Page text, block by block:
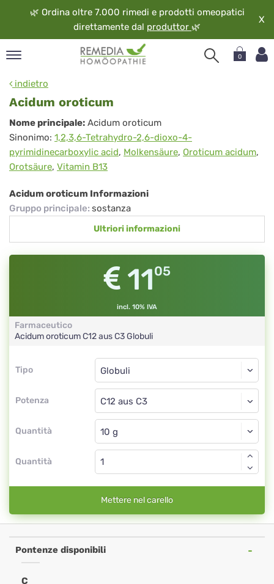
🌿 Ordina oltre 7.000 rimedi e prodotti omeopatici
direttamente dal produttor 🌿
X
0
indietro
Acidum oroticum
Acidum
oroticum
Nome principale: Acidum oroticum
Sinonimo: 1,2,3,6-Tetrahydro-2,6-dioxo-4-
pyrimidinecarboxylic acid, Molkensäure, Oroticum acidum,
Orotsäure, Vitamin B13
Acidum oroticum Informazioni
Gruppo principale: sostanza
Ultriori informazioni
1105
incl. 10% IVA
Farmaceutico
Acidum oroticumC12 aus C3Globuli
Tipo
Tipo
Potenza
Globuli
C12 aus C3
Quantità
Globuli
Quantità
Mettere nel carello
Pontenze disponibili
C